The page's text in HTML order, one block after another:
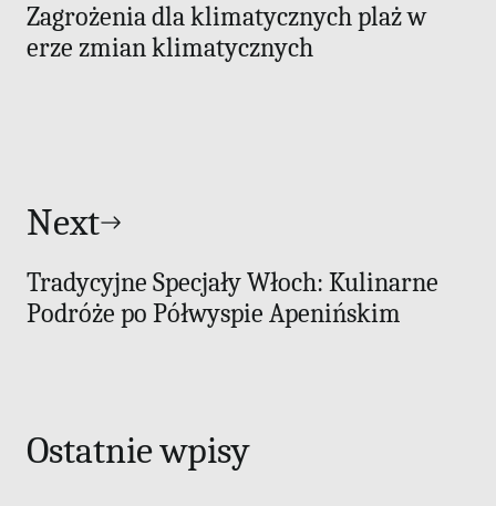
Zagrożenia dla klimatycznych plaż w
erze zmian klimatycznych
Next
Tradycyjne Specjały Włoch: Kulinarne
Podróże po Półwyspie Apenińskim
Ostatnie wpisy